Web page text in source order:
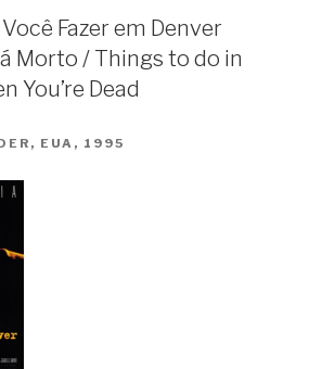
Fazer em Denver
Morto / Things to do in
You’re Dead
EUA, 1995